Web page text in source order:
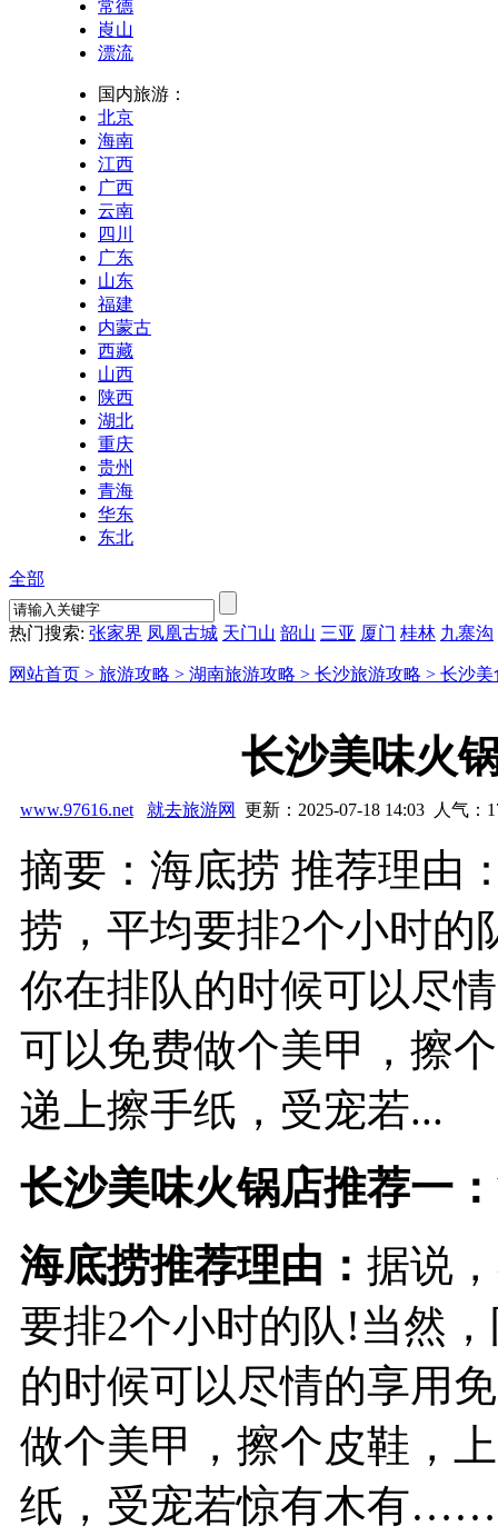
常德
崀山
漂流
国内旅游：
北京
海南
江西
广西
云南
四川
广东
山东
福建
内蒙古
西藏
山西
陕西
湖北
重庆
贵州
青海
华东
东北
全部
热门搜索: 张家界 凤凰古城 天门山 韶山 三亚 厦门 桂林 九寨沟
网站首页 > 旅游攻略 > 湖南旅游攻略 > 长沙旅游攻略 > 长沙美
长沙美味火
www.97616.net 就去旅游网 更新：2025-07-18 14:03 人气：
摘要：海底捞 推荐理由
捞，平均要排2个小时的
你在排队的时候可以尽
可以免费做个美甲，擦
递上擦手纸，受宠若...
长沙美味火锅店推荐一
海底捞推荐理由： 据说
要排2个小时的队!当然
的时候可以尽情的享用
做个美甲，擦个皮鞋，
纸，受宠若惊有木有……